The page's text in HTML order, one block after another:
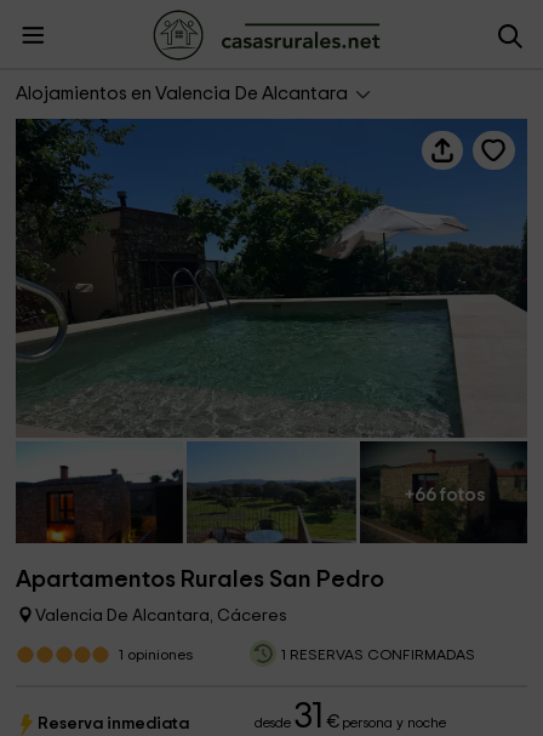
Alojamientos en Valencia De Alcantara
Apartamentos Rurales San Pedro
+66 fotos
Apartamentos Rurales San Pedro
Valencia De Alcantara, Cáceres
1 opiniones 1 RESERVAS CONFIRMADAS
Reserva inmediata desde31 €persona y noche